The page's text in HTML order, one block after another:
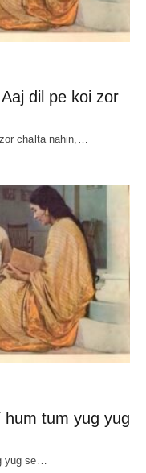
dil pe koi zor
zor chalta nahin,…
hum tum yug yug
yug se…